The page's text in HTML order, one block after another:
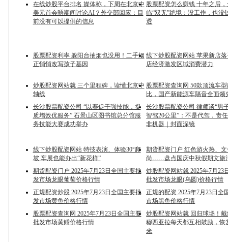
在线炒股平台排名 媒体称，下周在北京中
美元首会晤期间讨论AI？外交部回应：目
前没有可以提供的信息
股票配资怎么赚钱 十年之后
临“双无”绝境：没工作，也没
透
股票配资利率 躲阳台抽烟也没用！二手烟
正悄悄改写孩子基因
线下炒股配资网站 苹果新店
店经济激发区域消费潜力
炒股配资网站就 三个里程碑，读懂北京中
轴线
股票配资查询网 50款顶流车
比，国产新能源车隔音全面领
长沙股票配资公司 “以赛促干强技能，提
质增效优服务” 石景山区图书馆总分馆服
务技能大赛成功举办
长沙股票配资公司 律师谈“男
智驾20公里”：不是代驾，责
非机器｜封面深镜
线下炒股配资网站 特技表演、体验30°爬
坡 车展也能办出“新花样”
期货配资门户 红色游火热、
尚……盘点国庆中秋假期文旅
期货配资门户 2025年7月23日全国主要批
发市场龙眼葡萄价格行情
炒股配资网站就 2025年7月23
批发市场龙眼(乌圆)价格行情
正规配资炒股 2025年7月23日全国主要批
发市场黄鱼价格行情
正规的配资 2025年7月23日全
市场黑鱼价格行情
股票配资查询网 2025年7月23日全国主要
批发市场黄鳝价格行情
炒股配资网站就 回归球场！
穆西亚拉每天都互相鼓励，恢
来